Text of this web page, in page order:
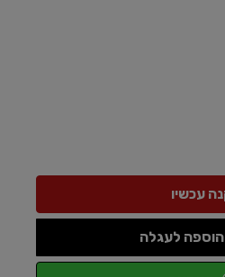
הוספה לעגלה